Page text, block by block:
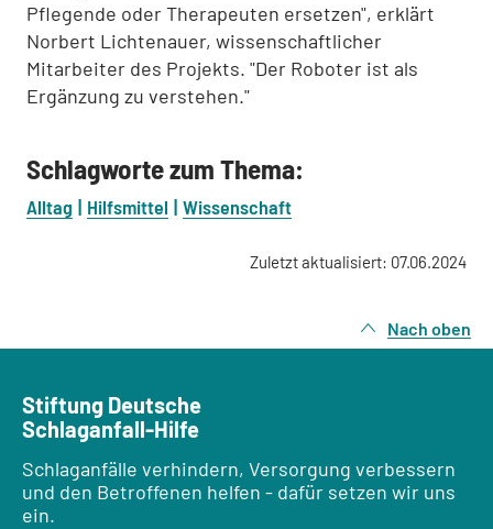
Pflegende oder Therapeuten ersetzen", erklärt
Norbert Lichtenauer, wissenschaftlicher
Mitarbeiter des Projekts. "Der Roboter ist als
Ergänzung zu verstehen."
Schlagworte zum Thema:
Alltag Hilfsmittel Wissenschaft
Zuletzt aktualisiert: 07.06.2024
Nach oben
Stiftung Deutsche
Schlaganfall-Hilfe
Schlaganfälle verhindern, Versorgung verbessern
und den Betroffenen helfen - dafür setzen wir uns
ein.